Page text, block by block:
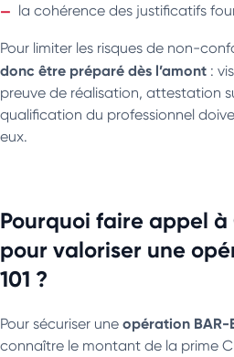
la cohérence des justificatifs
Pour limiter les risques de non-
donc être préparé dès l’amont :
preuve de réalisation, attestation
qualification du professionnel
eux.
Pourquoi faire appel
pour valoriser une
101 ?
Pour sécuriser une opération BAR-
connaître le montant de la prime